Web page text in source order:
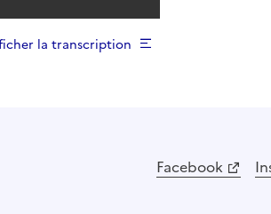
la transcription
Facebook